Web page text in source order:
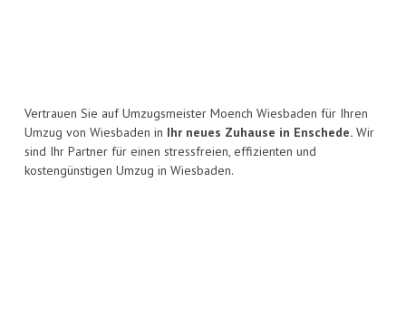
Vertrauen Sie auf Umzugsmeister Moench Wiesbaden für Ihren
Umzug von Wiesbaden in Ihr neues Zuhause in Enschede. Wir
sind Ihr Partner für einen stressfreien, effizienten und
kostengünstigen Umzug in Wiesbaden.